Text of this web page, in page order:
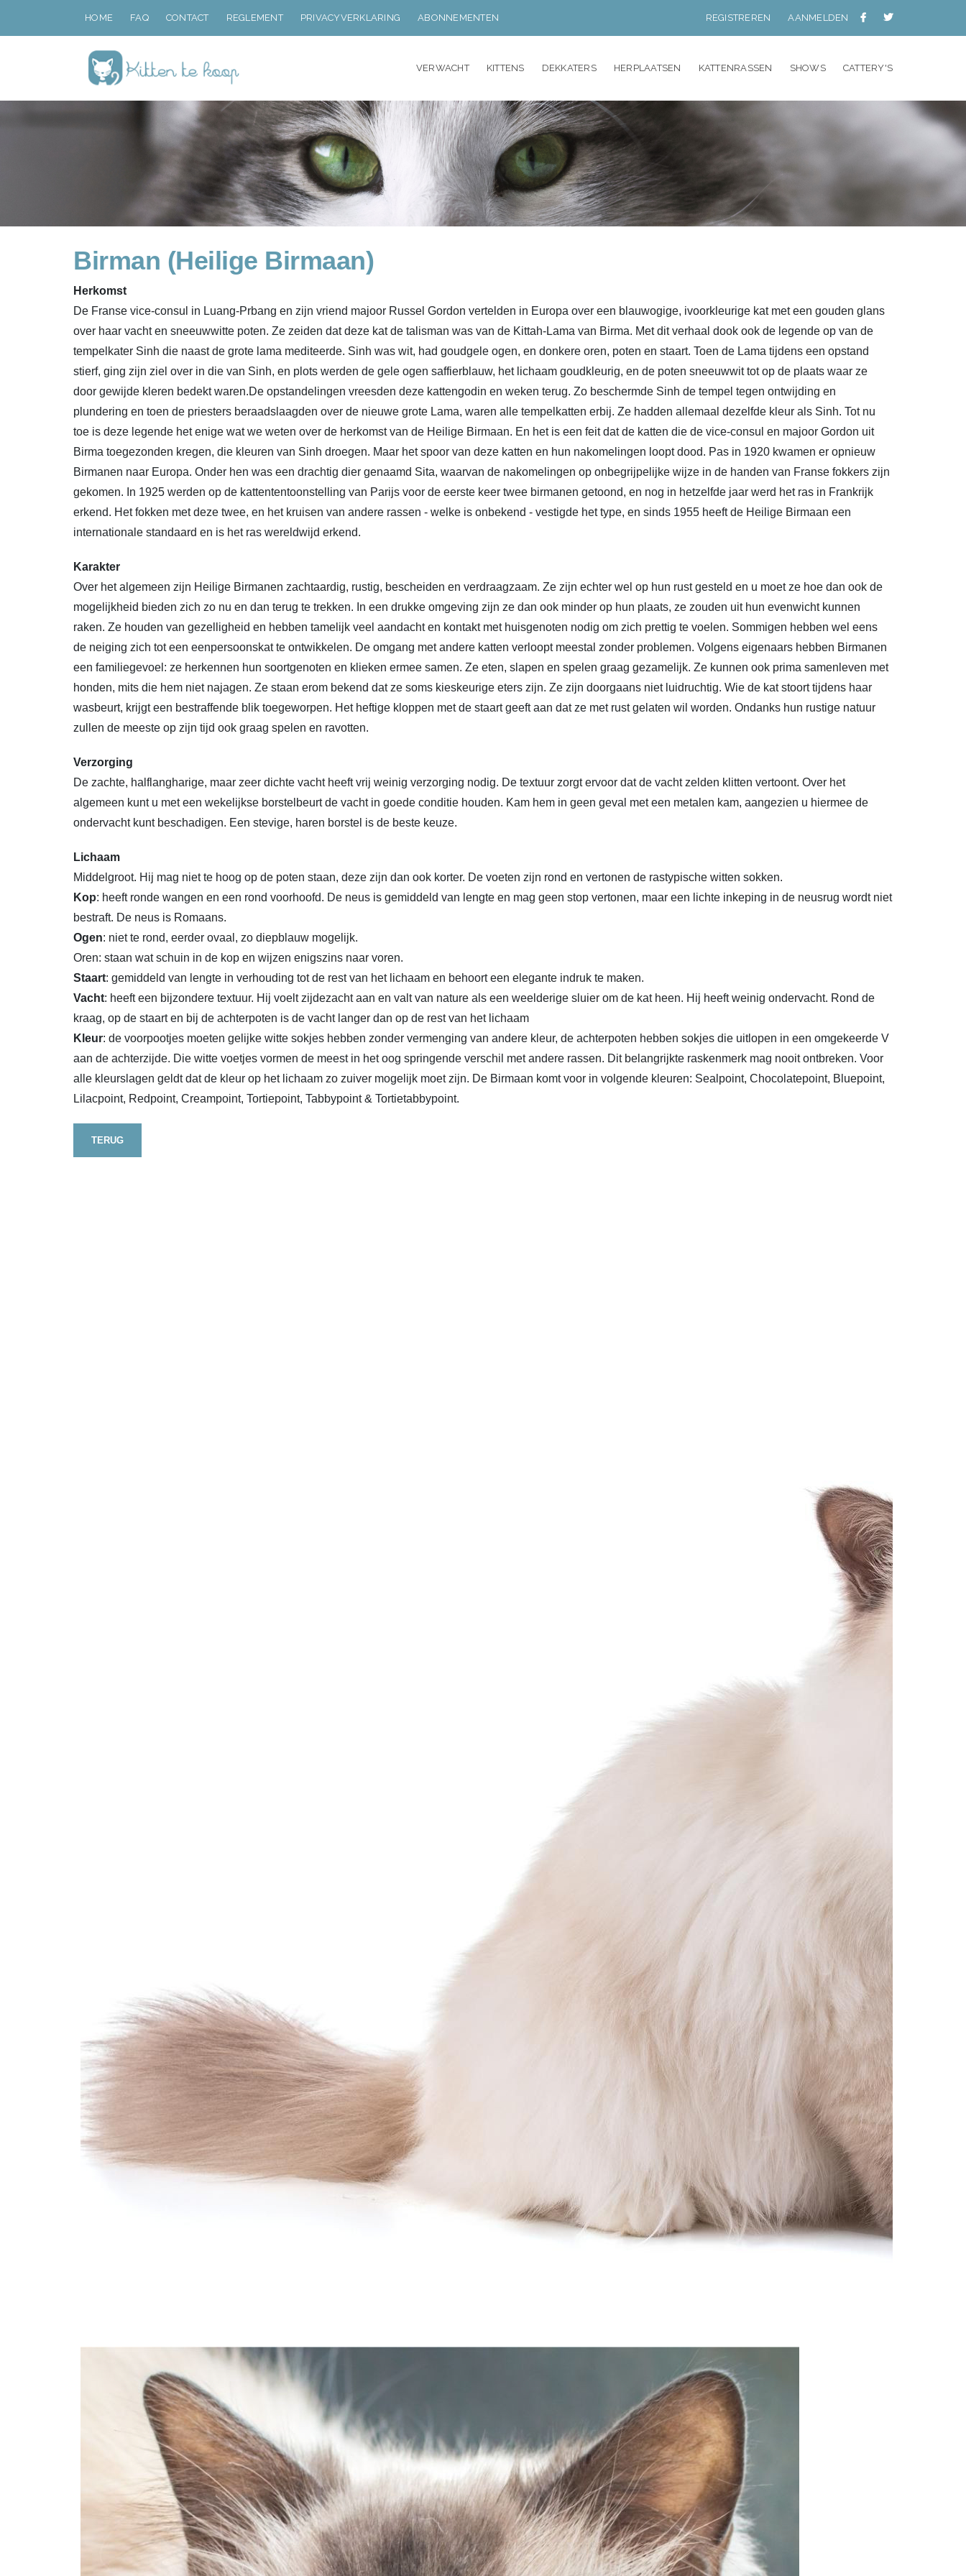
HOME FAQ CONTACT REGLEMENT PRIVACYVERKLARING ABONNEMENTEN REGISTREREN AANMELDEN
VERWACHT KITTENS DEKKATERS HERPLAATSEN KATTENRASSEN SHOWS CATTERY'S
Birman (Heilige Birmaan)
Herkomst
De Franse vice-consul in Luang-Prbang en zijn vriend majoor Russel Gordon vertelden in Europa over een blauwogige, ivoorkleurige kat met een gouden glans
over haar vacht en sneeuwwitte poten. Ze zeiden dat deze kat de talisman was van de Kittah-Lama van Birma. Met dit verhaal dook ook de legende op van de
tempelkater Sinh die naast de grote lama mediteerde. Sinh was wit, had goudgele ogen, en donkere oren, poten en staart. Toen de Lama tijdens een opstand
stierf, ging zijn ziel over in die van Sinh, en plots werden de gele ogen saffierblauw, het lichaam goudkleurig, en de poten sneeuwwit tot op de plaats waar ze
door gewijde kleren bedekt waren.De opstandelingen vreesden deze kattengodin en weken terug. Zo beschermde Sinh de tempel tegen ontwijding en
plundering en toen de priesters beraadslaagden over de nieuwe grote Lama, waren alle tempelkatten erbij. Ze hadden allemaal dezelfde kleur als Sinh. Tot nu
toe is deze legende het enige wat we weten over de herkomst van de Heilige Birmaan. En het is een feit dat de katten die de vice-consul en majoor Gordon uit
Birma toegezonden kregen, die kleuren van Sinh droegen. Maar het spoor van deze katten en hun nakomelingen loopt dood. Pas in 1920 kwamen er opnieuw
Birmanen naar Europa. Onder hen was een drachtig dier genaamd Sita, waarvan de nakomelingen op onbegrijpelijke wijze in de handen van Franse fokkers zijn
gekomen. In 1925 werden op de kattententoonstelling van Parijs voor de eerste keer twee birmanen getoond, en nog in hetzelfde jaar werd het ras in Frankrijk
erkend. Het fokken met deze twee, en het kruisen van andere rassen - welke is onbekend - vestigde het type, en sinds 1955 heeft de Heilige Birmaan een
internationale standaard en is het ras wereldwijd erkend.
Karakter
Over het algemeen zijn Heilige Birmanen zachtaardig, rustig, bescheiden en verdraagzaam. Ze zijn echter wel op hun rust gesteld en u moet ze hoe dan ook de
mogelijkheid bieden zich zo nu en dan terug te trekken. In een drukke omgeving zijn ze dan ook minder op hun plaats, ze zouden uit hun evenwicht kunnen
raken. Ze houden van gezelligheid en hebben tamelijk veel aandacht en kontakt met huisgenoten nodig om zich prettig te voelen. Sommigen hebben wel eens
de neiging zich tot een eenpersoonskat te ontwikkelen. De omgang met andere katten verloopt meestal zonder problemen. Volgens eigenaars hebben Birmanen
een familiegevoel: ze herkennen hun soortgenoten en klieken ermee samen. Ze eten, slapen en spelen graag gezamelijk. Ze kunnen ook prima samenleven met
honden, mits die hem niet najagen. Ze staan erom bekend dat ze soms kieskeurige eters zijn. Ze zijn doorgaans niet luidruchtig. Wie de kat stoort tijdens haar
wasbeurt, krijgt een bestraffende blik toegeworpen. Het heftige kloppen met de staart geeft aan dat ze met rust gelaten wil worden. Ondanks hun rustige natuur
zullen de meeste op zijn tijd ook graag spelen en ravotten.
Verzorging
De zachte, halflangharige, maar zeer dichte vacht heeft vrij weinig verzorging nodig. De textuur zorgt ervoor dat de vacht zelden klitten vertoont. Over het
algemeen kunt u met een wekelijkse borstelbeurt de vacht in goede conditie houden. Kam hem in geen geval met een metalen kam, aangezien u hiermee de
ondervacht kunt beschadigen. Een stevige, haren borstel is de beste keuze.
Lichaam
Middelgroot. Hij mag niet te hoog op de poten staan, deze zijn dan ook korter. De voeten zijn rond en vertonen de rastypische witten sokken.
Kop: heeft ronde wangen en een rond voorhoofd. De neus is gemiddeld van lengte en mag geen stop vertonen, maar een lichte inkeping in de neusrug wordt niet
bestraft. De neus is Romaans.
Ogen: niet te rond, eerder ovaal, zo diepblauw mogelijk.
Oren: staan wat schuin in de kop en wijzen enigszins naar voren.
Staart: gemiddeld van lengte in verhouding tot de rest van het lichaam en behoort een elegante indruk te maken.
Vacht: heeft een bijzondere textuur. Hij voelt zijdezacht aan en valt van nature als een weelderige sluier om de kat heen. Hij heeft weinig ondervacht. Rond de
kraag, op de staart en bij de achterpoten is de vacht langer dan op de rest van het lichaam
Kleur: de voorpootjes moeten gelijke witte sokjes hebben zonder vermenging van andere kleur, de achterpoten hebben sokjes die uitlopen in een omgekeerde V
aan de achterzijde. Die witte voetjes vormen de meest in het oog springende verschil met andere rassen. Dit belangrijkte raskenmerk mag nooit ontbreken. Voor
alle kleurslagen geldt dat de kleur op het lichaam zo zuiver mogelijk moet zijn. De Birmaan komt voor in volgende kleuren: Sealpoint, Chocolatepoint, Bluepoint,
Lilacpoint, Redpoint, Creampoint, Tortiepoint, Tabbypoint & Tortietabbypoint.
TERUG